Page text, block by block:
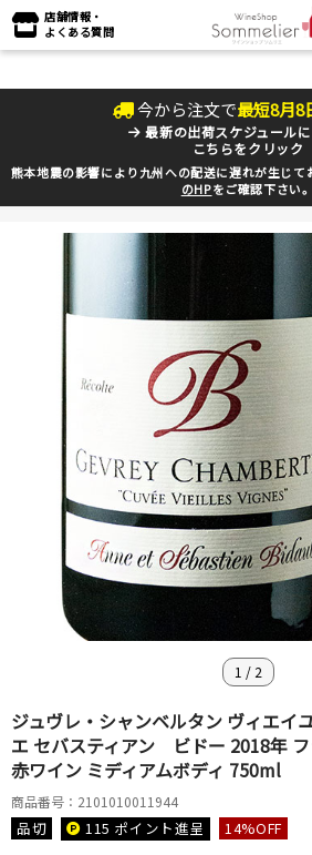
店舗情報・
よくある質問
今から注文で最短8月8
最新の出荷スケジュール
こちらをクリック
熊本地震の影響により九州への配送に遅れが生じて
のHPをご確認下さい。
1 / 2
ジュヴレ・シャンベルタン ヴィエイ
エ セバスティアン ビドー 2018年
赤ワイン ミディアムボディ 750ml
商品番号：2101010011944
品切 115 ポイント進呈 14%OFF